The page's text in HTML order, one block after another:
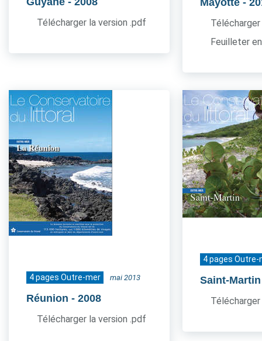
Télécharger la version .pdf
Mayotte -
Feuilleter
4 pages Outre-mer mai 2013
Réunion - 2008
Télécharger la version .pdf
4 pages Outre-
Saint-Martin